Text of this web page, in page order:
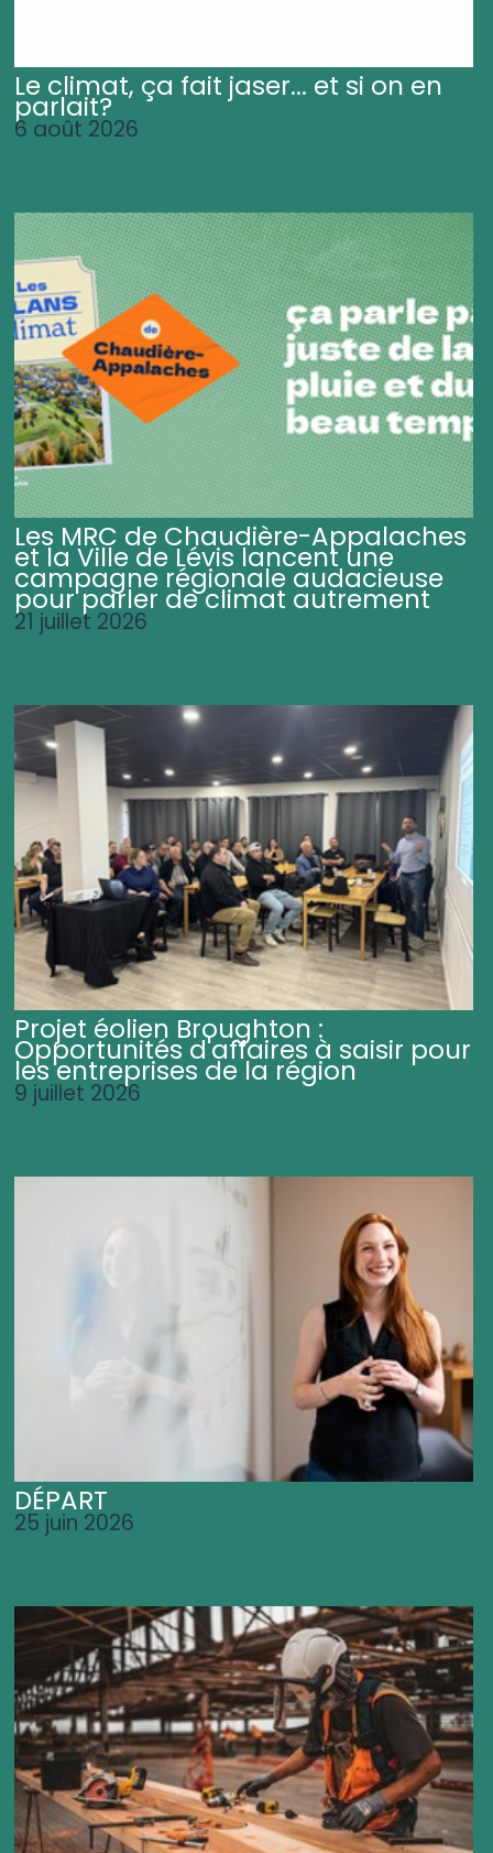
Le climat, ça fait jaser... et si on en
parlait?
6 août 2026
Les MRC de Chaudière-Appalaches
et la Ville de Lévis lancent une
campagne régionale audacieuse
pour parler de climat autrement
21 juillet 2026
Projet éolien Broughton :
Opportunités d'affaires à saisir pour
les entreprises de la région
9 juillet 2026
DÉPART
25 juin 2026